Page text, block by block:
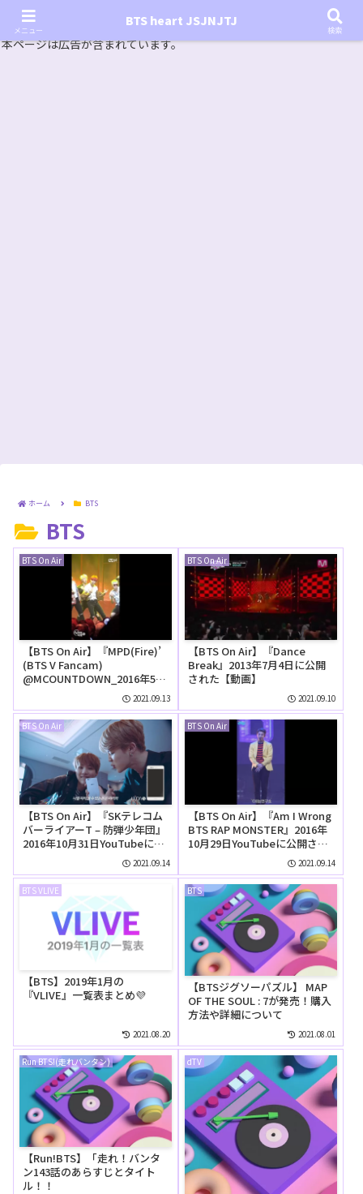
『In the SOOP BTS ver.』シーズン2放送決定！いつから始まる？インザスープの放送開始日・視聴
方法は？【In the SOOP BTS ver. Season 2】
本ページは広告が含まれています。
ホーム BTS
BTS
BTS On Air
【BTS On Air】『MPD(Fire)’
(BTS V Fancam)
@MCOUNTDOWN_2016年5月
12日』YouTubeに公開された
2021.09.13
BTS On Air
【BTS On Air】『Dance
Break』2013年7月4日に公開
された【動画】
2021.09.10
BTS On Air
【BTS On Air】『SKテレコム
バーライアーT – 防弾少年団』
2016年10月31日YouTubeに公
2021.09.14
BTS On Air
【BTS On Air】『Am I Wrong
BTS RAP MONSTER』2016年
10月29日YouTubeに公開され
2021.09.14
BTS VLIVE
【BTS】2019年1月の
『VLIVE』一覧表まとめ💜
2021.08.20
BTS
【BTSジグソーパズル】 MAP
OF THE SOUL : 7が発売！購入
方法や詳細について
2021.08.01
Run BTS!(走れバンタン)
【Run!BTS】「走れ！バンタ
ン143話のあらすじとタイト
ル！！
dTV
メニュー
BTS heart JSJNJTJ
検索